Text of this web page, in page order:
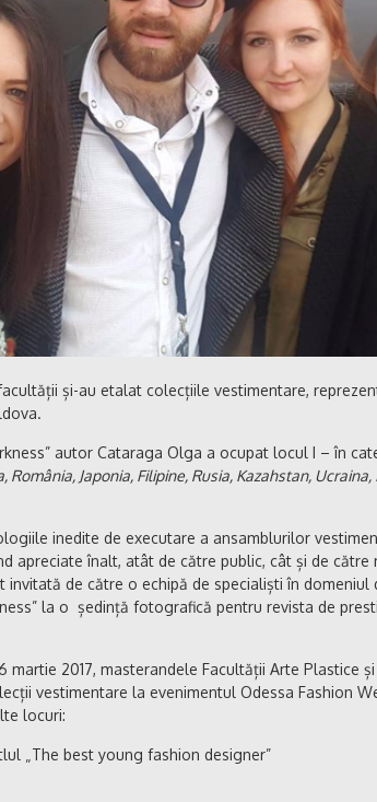
și-au etalat colecțiile vestimentare,
autor Cataraga Olga a ocupat locul I – în
România, Japonia, Filipine, Rusia, Kazahstan,
inedite de executare a ansamblurilor
apreciate înalt, atât de către public, cât și de către
de către o echipă de specialiști în domeniul
la o ședință fotografică pentru revista de
martie 2017, masterandele Facultății Arte Plastice
vestimentare la evenimentul Odessa Fashion
locuri:
„The best young fashion designer”